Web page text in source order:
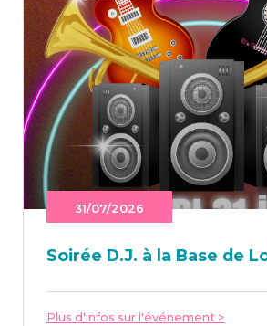
31/07/2026
Soi­rée D.J. à la Base de
Plus d'infos sur l'événement >